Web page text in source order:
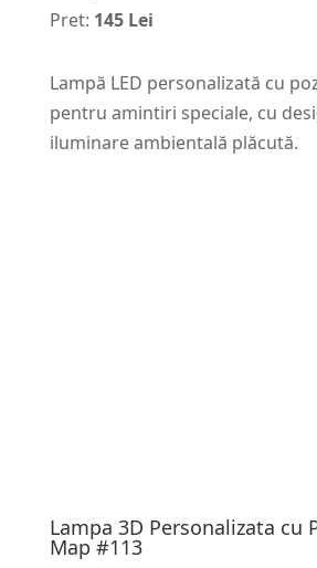
Pret: 145 Lei
Lampă LED personalizată cu
pentru amintiri speciale, cu
iluminare ambientală plăcută.
Lampa 3D Personalizata cu
Map #113